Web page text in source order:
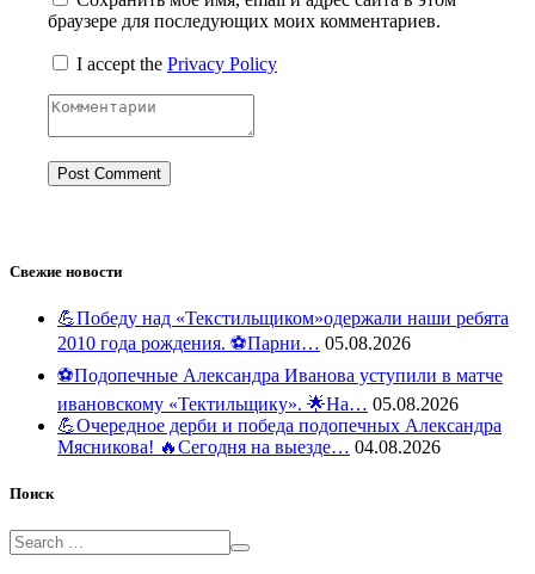
браузере для последующих моих комментариев.
I accept the Privacy Policy
Свежие новости
💪Победу над «Текстильщиком»одержали наши ребята
2010 года рождения. ⚽️Парни… 05.08.2026
⚽️Подопечные Александра Иванова уступили в матче
ивановскому «Тектильщику». 🌟На… 05.08.2026
💪Очередное дерби и победа подопечных Александра
Мясникова! 🔥Сегодня на выезде… 04.08.2026
Поиск